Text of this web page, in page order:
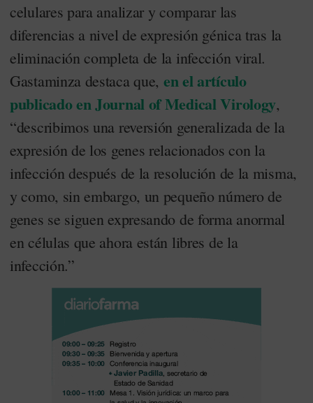
celulares para analizar y comparar las
diferencias a nivel de expresión génica tras la
eliminación completa de la infección viral.
Gastaminza destaca que, en el artículo
publicado en Journal of Medical Virology,
“describimos una reversión generalizada de la
expresión de los genes relacionados con la
infección después de la resolución de la misma,
y como, sin embargo, un pequeño número de
genes se siguen expresando de forma anormal
en células que ahora están libres de la
infección.”